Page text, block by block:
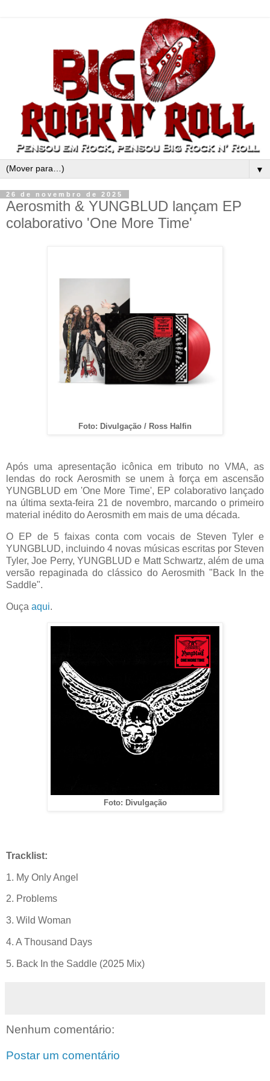
▼
26 de novembro de 2025
Aerosmith & YUNGBLUD lançam EP
colaborativo 'One More Time'
Foto: Divulgação / Ross Halfin
Após uma apresentação icônica em tributo no VMA, as
lendas do rock Aerosmith se unem à força em ascensão
YUNGBLUD em 'OneMore Time', EP colaborativo lançado
na última sexta-feira 21 de novembro, marcando o primeiro
material inédito do Aerosmith em mais de uma década.
O EP de 5 faixas conta com vocais de Steven Tyler e
YUNGBLUD, incluindo 4 novas músicas escritas por Steven
Tyler, Joe Perry, YUNGBLUD e Matt Schwartz, além de uma
versão repaginada do clássico do Aerosmith "Back In the
Saddle".
Ouça aqui.
Foto: Divulgação
Tracklist:
1. My OnlyAngel
2. Problems
3. Wild Woman
4. A Thousand Days
5. Back In the Saddle (2025 Mix)
Nenhum comentário:
Postar um comentário